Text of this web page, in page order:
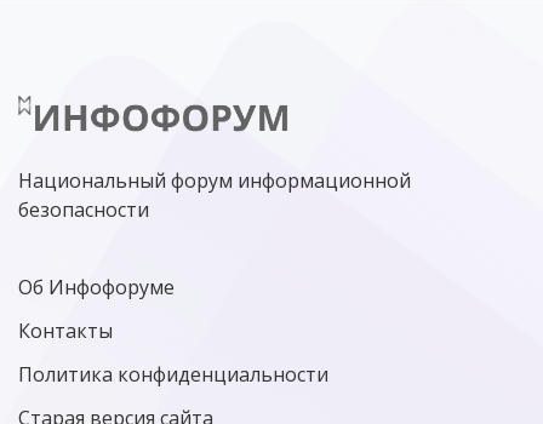
МИНЦИФРЫ РОССИИ NGFW
Национальный форум информационной
безопасности
Об Инфофоруме
Контакты
Политика конфиденциальности
Старая версия сайта